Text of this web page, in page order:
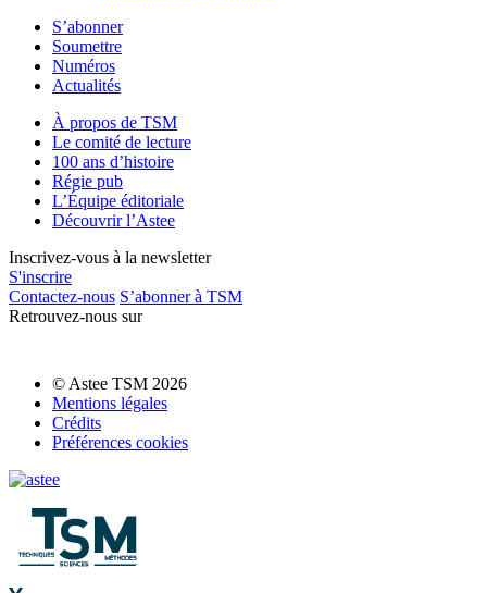
S’abonner
Soumettre
Numéros
Actualités
À propos de TSM
Le comité de lecture
100 ans d’histoire
Régie pub
L’Équipe éditoriale
Découvrir l’Astee
Inscrivez-vous à la newsletter
S'inscrire
Contactez-nous S’abonner à TSM
Retrouvez-nous sur
© Astee TSM 2026
Mentions légales
Crédits
Préférences cookies